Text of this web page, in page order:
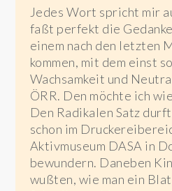
g
e
Jedes Wort spricht mir
faßt perfekt die
einem nach den letzten
kommen, mit dem einst
Wachsamkeit und
ÖRR. Den möchte ich
Den Radikalen Satz
schon im
Aktivmuseum DASA in
bewundern. Daneben
wußten, wie man ein